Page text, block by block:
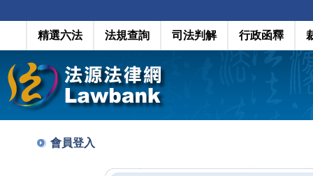
精選六法 法規查詢 司法判解 行政函釋
會員登入